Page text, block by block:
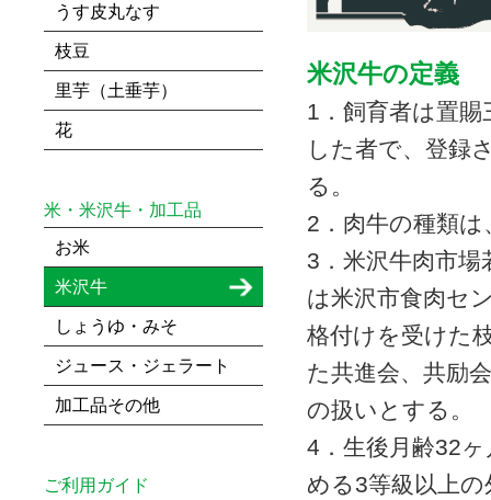
米沢牛の定義
1．飼育者は置
した者で、登録
る。
2．肉牛の種類
3．米沢牛肉市
は米沢市食肉セ
格付けを受けた
た共進会、共励
の扱いとする。
4．生後月齢32
める3等級以上
うす皮丸なす
枝豆
里芋（土垂芋）
花
米・米沢牛・加工品
お米
米沢牛
しょうゆ・みそ
ジュース・ジェラート
加工品その他
ご利用ガイド